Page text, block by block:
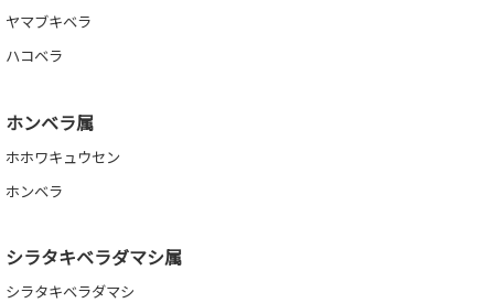
ヤマブキベラ
ハコベラ
ホンベラ属
ホホワキュウセン
ホンベラ
シラタキベラダマシ属
シラタキベラダマシ